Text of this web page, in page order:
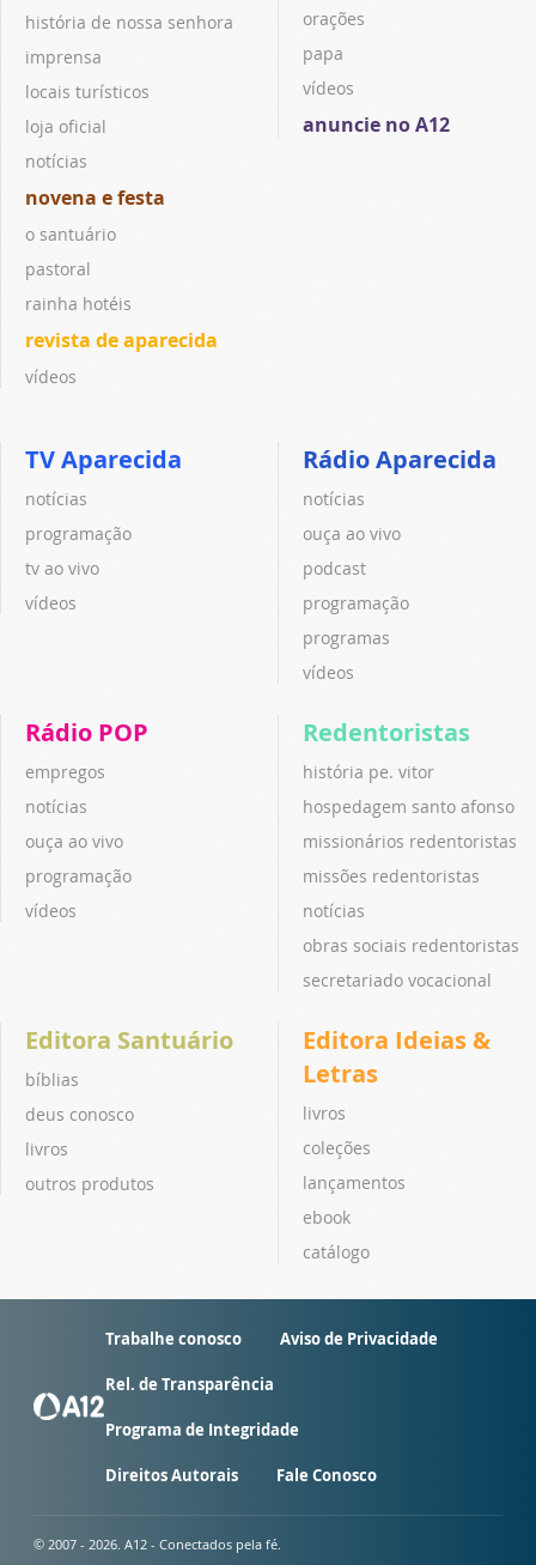
história de nossa senhora
imprensa
locais turísticos
loja oficial
notícias
novena e festa
o santuário
pastoral
rainha hotéis
revista de aparecida
vídeos
orações
papa
vídeos
anuncie no A12
TV Aparecida
notícias
programação
tv ao vivo
vídeos
Rádio Aparecida
notícias
ouça ao vivo
podcast
programação
programas
vídeos
Rádio POP
empregos
notícias
ouça ao vivo
programação
vídeos
Redentoristas
história pe. vitor
hospedagem santo afonso
missionários redentoristas
missões redentoristas
notícias
obras sociais redentoristas
secretariado vocacional
Editora Santuário
bíblias
deus conosco
livros
outros produtos
Editora Ideias &
Letras
livros
coleções
lançamentos
ebook
catálogo
Trabalhe conosco Aviso de Privacidade
Rel. de Transparência
Programa de Integridade
Direitos Autorais Fale Conosco
© 2007 - 2026. A12 - Conectados pela fé.